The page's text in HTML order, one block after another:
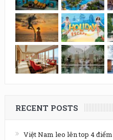
RECENT POSTS
Việt Nam leo lên top 4